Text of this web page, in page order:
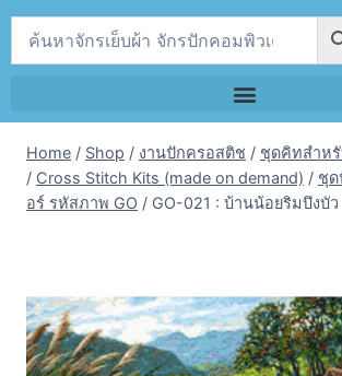
Home / Shop / งานปักครอสติช / ชุดคิทสำห
/ Cross Stitch Kits (made on demand) / ชุด
อร์ รหัสภาพ GO / GO-021 : บ้านน้อยริมบึงบัว